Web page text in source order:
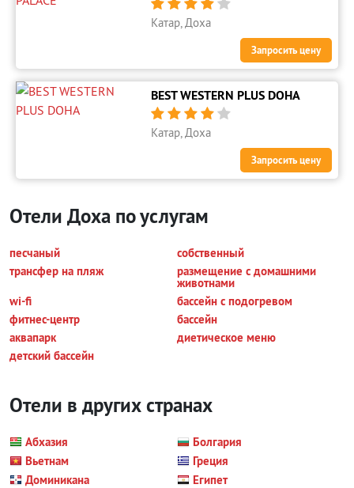
    
Катар, Доха
Запросить цену
BEST WESTERN PLUS DOHA
    
Катар, Доха
Запросить цену
Отели Доха по услугам
песчаный
собственный
трансфер на пляж
размещение с домашними
животнами
wi-fi
бассейн с подогревом
фитнес-центр
бассейн
аквапарк
диетическое меню
детский бассейн
Отели в других странах
Абхазия
Болгария
Вьетнам
Греция
Доминикана
Египет